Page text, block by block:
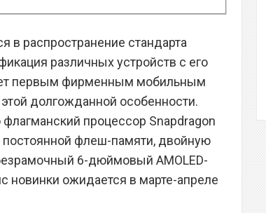
в распространение стандарта
различных устройств с его
первым фирменным мобильным
долгожданной особенности.
процессор Snapdragon
постоянной флеш-памяти, двойную
6-дюймовый AMOLED-
новинки ожидается в марте-апреле